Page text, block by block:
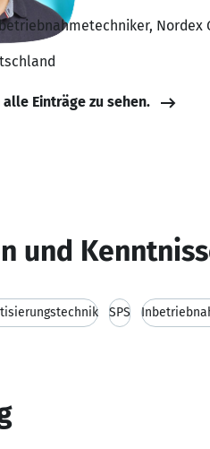
Nordex
alle Einträge zu sehen.
und
SPS